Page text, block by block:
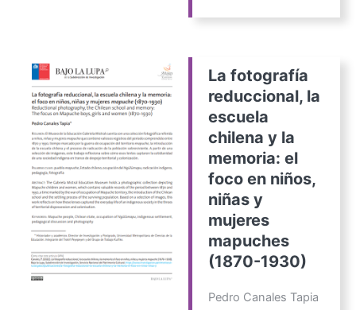
La fotografía
reduccional, la
escuela
chilena y la
memoria: el
foco en niños,
niñas y
mujeres
mapuches
(1870-1930)
Pedro Canales Tapia